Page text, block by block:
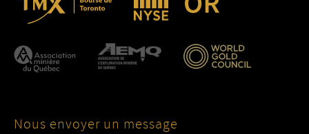
Nous envoyer un message